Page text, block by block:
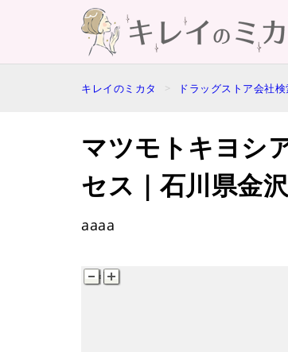
キレイのミカタ ドラッグストア会社検
マツモトキヨシ
セス｜石川県金
aaaa